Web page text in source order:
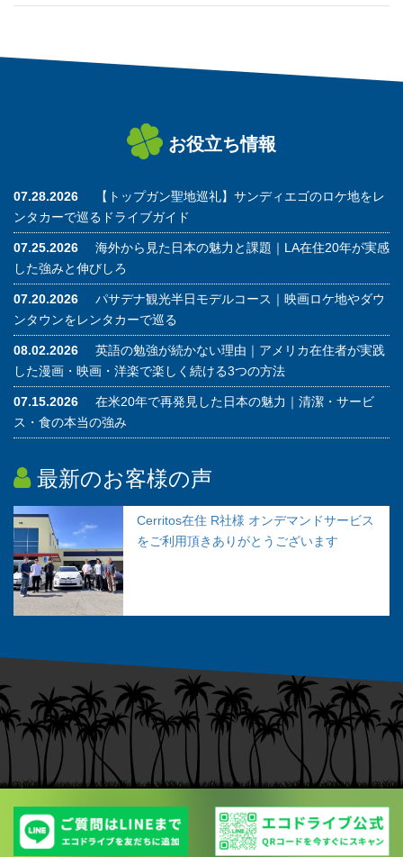
お役立ち情報
07.28.2026
【トップガン聖地巡礼】サンディエゴのロケ地をレ
ンタカーで巡るドライブガイド
07.25.2026
海外から見た日本の魅力と課題｜LA在住20年が実感
した強みと伸びしろ
07.20.2026
パサデナ観光半日モデルコース｜映画ロケ地やダウ
ンタウンをレンタカーで巡る
08.02.2026
英語の勉強が続かない理由｜アメリカ在住者が実践
した漫画・映画・洋楽で楽しく続ける3つの方法
07.15.2026
在米20年で再発見した日本の魅力｜清潔・サービ
ス・食の本当の強み
最新のお客様の声
Cerritos在住 R社様 オンデマンドサービス
をご利用頂きありがとうございます